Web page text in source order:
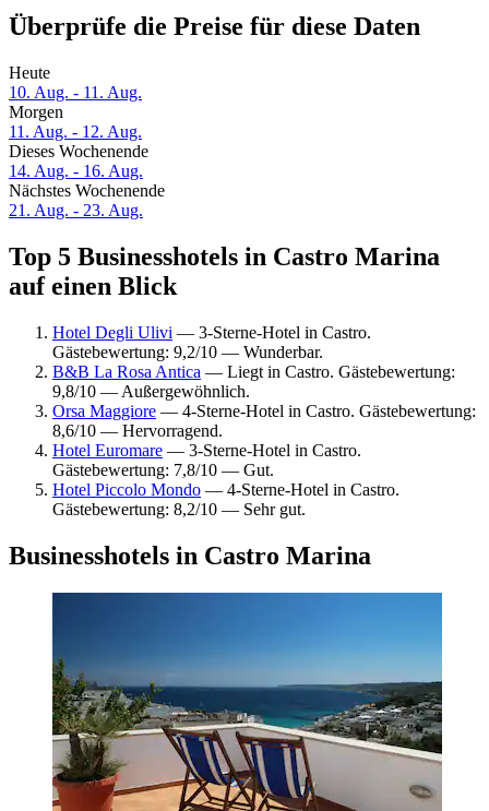
Überprüfe die Preise für diese Daten
Heute
10. Aug. - 11. Aug.
Morgen
11. Aug. - 12. Aug.
Dieses Wochenende
14. Aug. - 16. Aug.
Nächstes Wochenende
21. Aug. - 23. Aug.
Top 5 Businesshotels in Castro Marina
auf einen Blick
Hotel Degli Ulivi — 3-Sterne-Hotel in Castro.
Gästebewertung: 9,2/10 — Wunderbar.
B&B La Rosa Antica — Liegt in Castro. Gästebewertung:
9,8/10 — Außergewöhnlich.
Orsa Maggiore — 4-Sterne-Hotel in Castro. Gästebewertung:
8,6/10 — Hervorragend.
Hotel Euromare — 3-Sterne-Hotel in Castro.
Gästebewertung: 7,8/10 — Gut.
Hotel Piccolo Mondo — 4-Sterne-Hotel in Castro.
Gästebewertung: 8,2/10 — Sehr gut.
Businesshotels in Castro Marina